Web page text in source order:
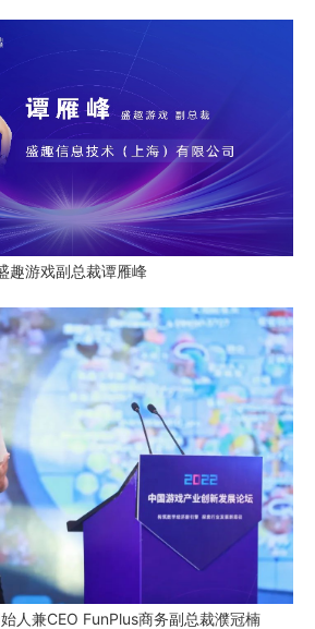
趣游戏副总裁谭雁峰
人兼CEO FunPlus商务副总裁濮冠楠